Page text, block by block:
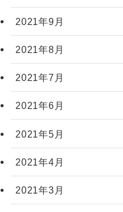
2021年9月
2021年8月
2021年7月
2021年6月
2021年5月
2021年4月
2021年3月